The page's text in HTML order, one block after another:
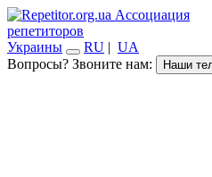
Ассоциация
репетиторов
Украины
RU | UA
Вопросы? Звоните нам:
Наши